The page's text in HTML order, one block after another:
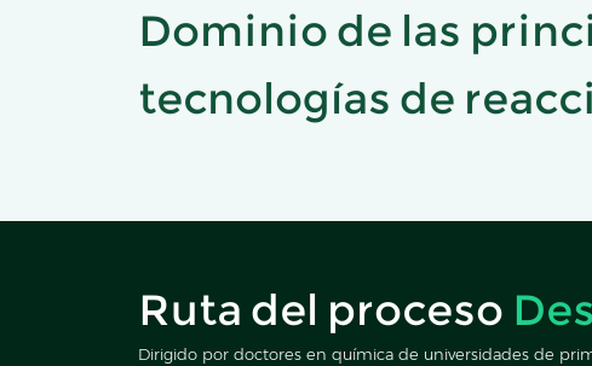
Dominio de las
tecnologías de
Ruta del proceso
Dirigido por doctores en química de universidades de